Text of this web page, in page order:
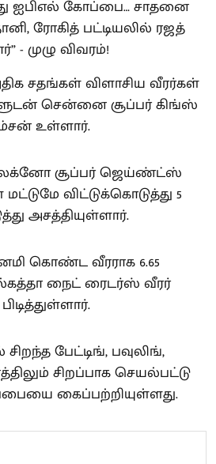
சதங்கள் விளாசிய வீரர்கள்
சென்னை சூப்பர் கிங்ஸ்
உள்ளார்.
லக்னோ சூப்பர் ஜெய்ண்ட்ஸ்
விட்டுக்கொடுத்து 5
அசத்தியுள்ளார்.
கொண்ட வீரராக 6.65
நைட் ரைடர்ஸ் வீரர்
பேட்டிங், பவுலிங்,
சிறப்பாக செயல்பட்டு
கைப்பற்றியுள்ளது.